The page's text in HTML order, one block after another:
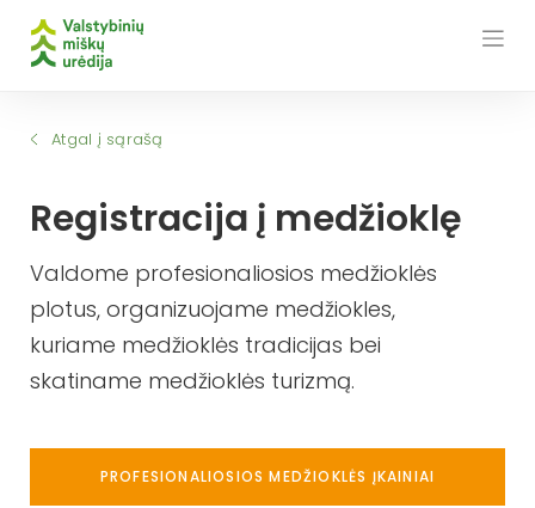
Atgal į sąrašą
Registracija į medžioklę
Valdome profesionaliosios medžioklės
plotus, organizuojame medžiokles,
kuriame medžioklės tradicijas bei
skatiname medžioklės turizmą.
PROFESIONALIOSIOS MEDŽIOKLĖS ĮKAINIAI